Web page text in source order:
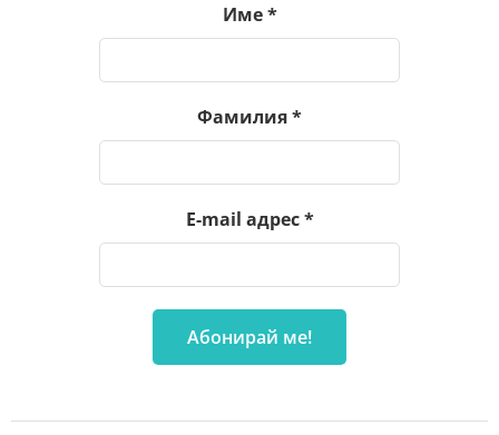
Име*
Фамилия*
E-mail адрес*